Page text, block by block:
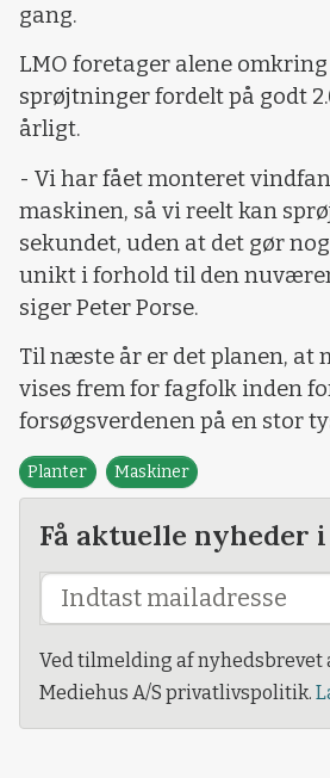
gang.
LMO foretager alene
sprøjtninger fordelt på godt
årligt.
- Vi har fået monteret
maskinen, så vi reelt kan
sekundet, uden at det gør
unikt i forhold til den
siger Peter Porse.
Til næste år er det planen, at
vises frem for fagfolk inden
forsøgsverdenen på en stor
Planter Maskiner
Få aktuelle nyheder
Ved tilmelding af nyhedsbrevet
Mediehus A/S privatlivspolitik.